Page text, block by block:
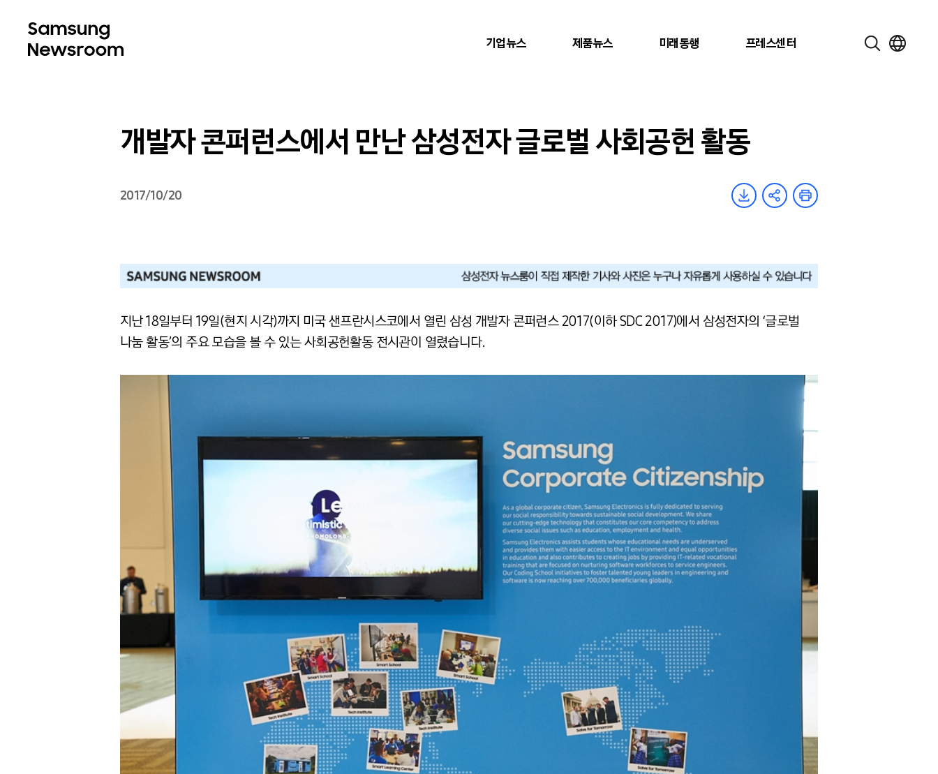
기업뉴스 제품뉴스 미래동행 프레스센터
개발자 콘퍼런스에서 만난 삼성전자 글로벌 사회공헌 활동
2017/10/20
지난 18일부터 19일(현지 시각)까지 미국 샌프란시스코에서 열린 삼성 개발자 콘퍼런스 2017(이하 SDC 2017)에서 삼성전자의 ‘글로벌
나눔 활동’의 주요 모습을 볼 수 있는 사회공헌활동 전시관이 열렸습니다.